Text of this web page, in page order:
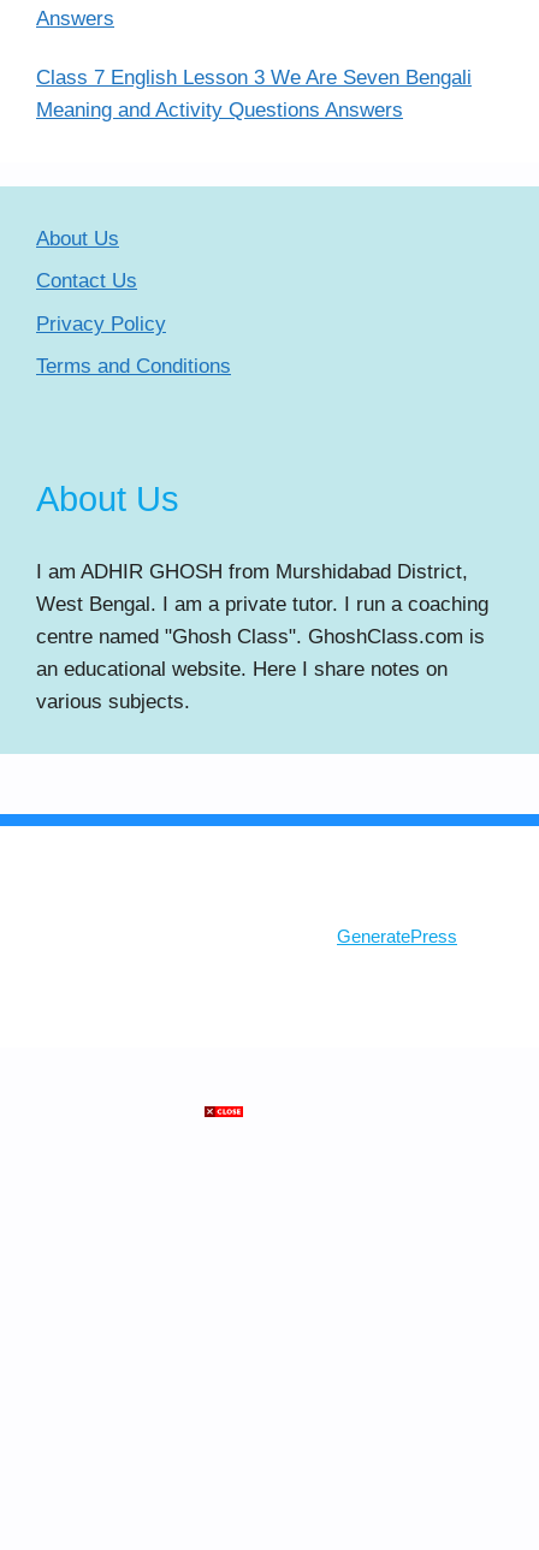
Answers
Class 7 English Lesson 3 We Are Seven Bengali
Meaning and Activity Questions Answers
About Us
Contact Us
Privacy Policy
Terms and Conditions
About Us
I am ADHIR GHOSH from Murshidabad District,
West Bengal. I am a private tutor. I run a coaching
centre named "Ghosh Class". GhoshClass.com is
an educational website. Here I share notes on
various subjects.
GeneratePress